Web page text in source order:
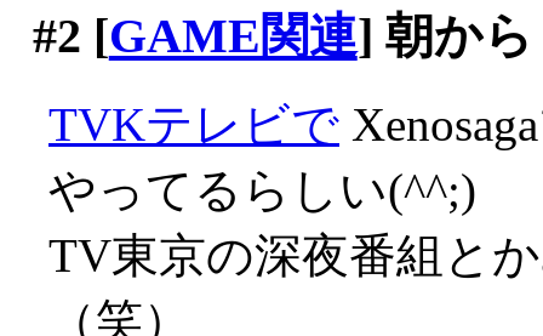
#2 [GAME関連] 朝から
TVKテレビで
やってるらしい(^^;)
TV東京の深夜番組と
（笑）